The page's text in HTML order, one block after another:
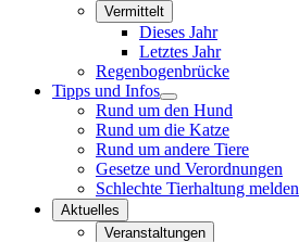
Vermittelt
Dieses Jahr
Letztes Jahr
Regenbogenbrücke
Tipps und Infos
Rund um den Hund
Rund um die Katze
Rund um andere Tiere
Gesetze und Verordnungen
Schlechte Tierhaltung melden
Aktuelles
Veranstaltungen